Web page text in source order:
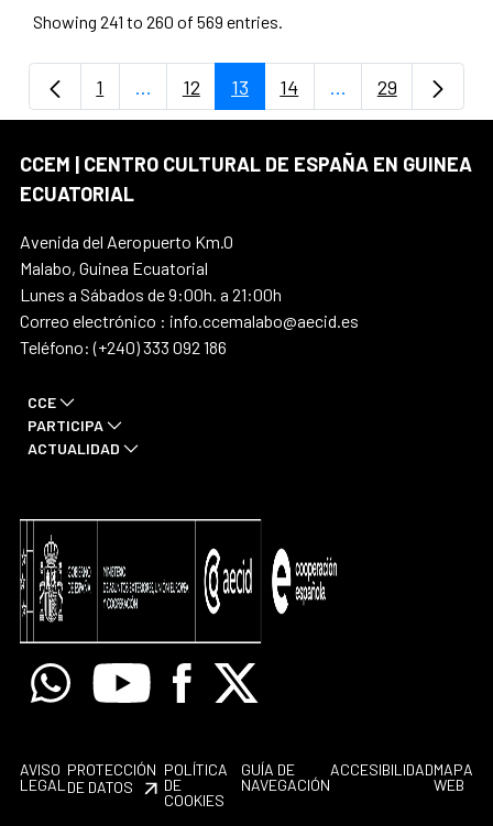
Showing 241 to 260 of 569 entries.
Page
1 ...Intermediate Pages Use TAB to navigate.
Page
12 Page
13 Page
14 ...Intermediate
Page
29
CCEM | CENTRO CULTURAL DE ESPAÑA EN GUINEA
ECUATORIAL
Avenida del Aeropuerto Km.0
Malabo, Guinea Ecuatorial
Lunes a Sábados de 9:00h. a 21:00h
Correo electrónico : info.ccemalabo@aecid.es
Teléfono: (+240) 333 092 186
CCE
PARTICIPA
ACTUALIDAD
WhatsappYoutube Facebook
X
AVISO
LEGAL
PROTECCIÓN
DE DATOS
POLÍTICA
DE
COOKIES
GUÍA DE
NAVEGACIÓN
ACCESIBILIDADMAPA
WEB